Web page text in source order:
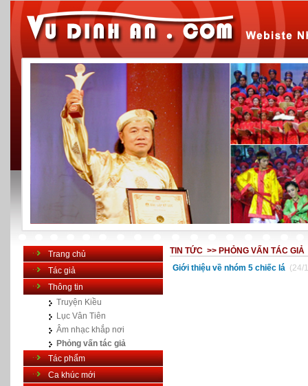
Trang chủ
Tác giả
Thông tin
Truyện Kiều
Lục Vân Tiên
Âm nhạc khắp nơi
Phỏng vấn tác giả
Tác phẩm
Ca khúc mới
TIN TỨC >> PHỎNG VẤN TÁC GIẢ
Giới thiệu về nhóm 5 chiếc lá (24/